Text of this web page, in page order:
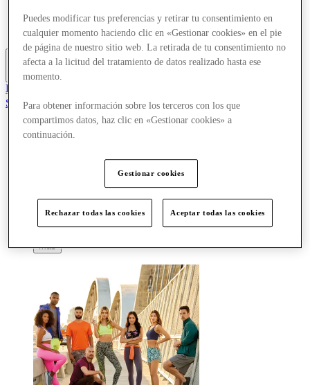
Tarjetas regalo
Servicios
Más
El Club
Salvado
Tiendas
Planifica tu visita
Tarjetas regalo
Servicios
Más
Puedes modificar tus preferencias y retirar tu consentimiento en
cualquier momento haciendo clic en «Gestionar cookies» en el pie
de página de nuestro sitio web. La retirada de tu consentimiento no
afecta a la licitud del tratamiento de datos realizado hasta ese
momento.
Para obtener información sobre los terceros con los que
compartimos datos, haz clic en «Gestionar cookies» a
continuación.
Gestionar cookies
Rechazar todas las cookies Aceptar todas las cookies